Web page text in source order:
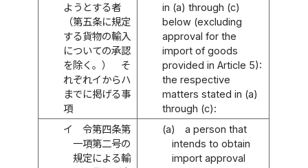
ようとする者
（第五条に規定
する貨物の輸入
についての承認
を除く。） そ
れぞれイからハ
までに掲げる事
項
in (a) through (c)
below (excluding
approval for the
import of goods
provided in Article 5):
the respective
matters stated in (a)
through (c):
イ
令第四条第
一項第二号の
規定による輸
(a)
a person that
intends to obtain
import approval